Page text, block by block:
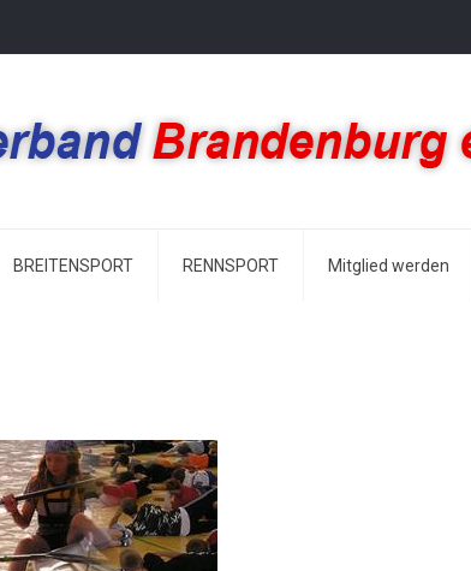
BREITENSPORT RENNSPORT Mitglied werden